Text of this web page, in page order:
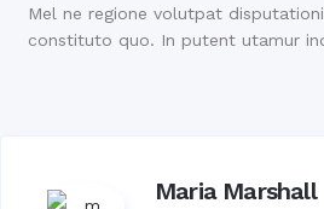
Mel ne regione volutpat
constituto quo. In putent utamur
Maria Marshall